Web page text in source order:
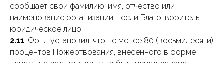
сообщает свои фамилию, имя, отчество или
наименование организации - если Благотворитель –
юридическое лицо.
2.11. Фонд установил, что не менее 80 (восьмидесяти)
процентов Пожертвования, внесенного в форме